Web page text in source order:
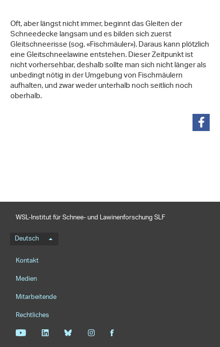
Oft, aber längst nicht immer, beginnt das Gleiten der
Schneedecke langsam und es bilden sich zuerst
Gleitschneerisse (sog. «Fischmäuler»). Daraus kann plötzlich
eine Gleitschneelawine entstehen. Dieser Zeitpunkt ist
nicht vorhersehbar, deshalb sollte man sich nicht länger als
unbedingt nötig in der Umgebung von Fischmäulern
aufhalten, und zwar weder unterhalb noch seitlich noch
oberhalb.
WSL-Institut für Schnee- und Lawinenforschung SLF
Sprachmenü
Deutsch
Footernavigation
Kontakt
Medien
Mitarbeitende
Rechtliches